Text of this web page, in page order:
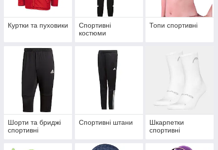
Куртки та пуховики
Спортивні
костюми
Топи спортивні
Шорти та бриджі
спортивні
Спортивні штани
Шкарпетки
спортивні